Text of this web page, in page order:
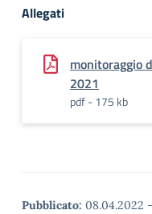
Allegati
monitoraggio
2021
pdf - 175 kb
Pubblicato: 08.04.2022 -